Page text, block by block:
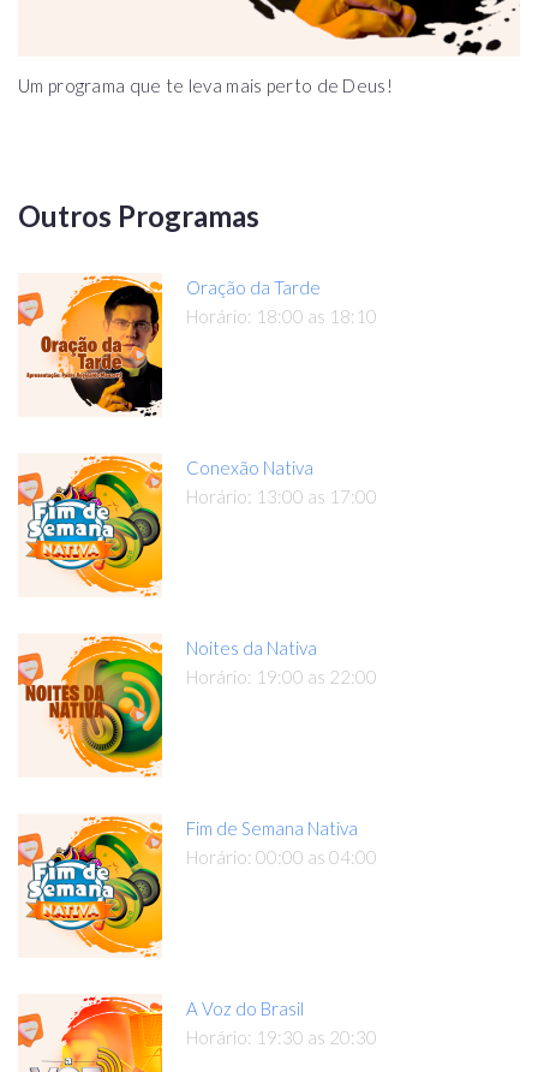
Um programa que te leva mais perto de Deus!
Outros Programas
Oração da Tarde
Horário: 18:00 as 18:10
Conexão Nativa
Horário: 13:00 as 17:00
Noites da Nativa
Horário: 19:00 as 22:00
Fim de Semana Nativa
Horário: 00:00 as 04:00
A Voz do Brasil
Horário: 19:30 as 20:30